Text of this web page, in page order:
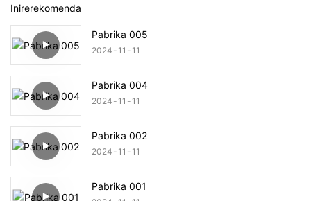
Inirerekomenda
Pabrika 005
2024 11 11
Pabrika 004
2024 11 11
Pabrika 002
2024 11 11
Pabrika 001